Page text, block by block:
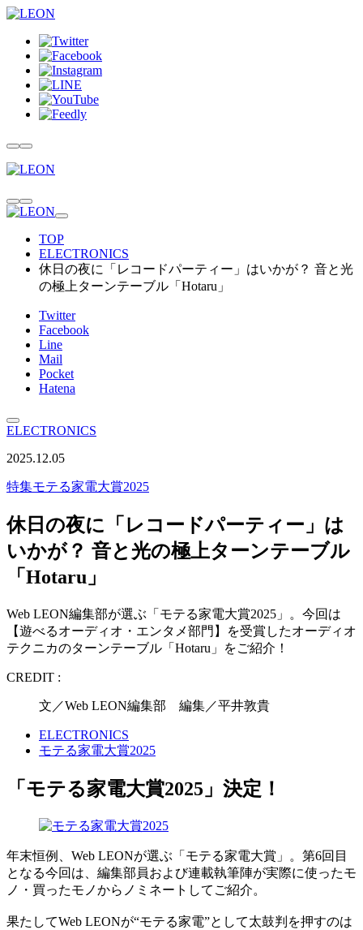
TOP
ELECTRONICS
休日の夜に「レコードパーティー」はいかが？ 音と光
の極上ターンテーブル「Hotaru」
Twitter
Facebook
Line
Mail
Pocket
Hatena
ELECTRONICS
2025.12.05
特集モテる家電大賞2025
休日の夜に「レコードパーティー」は
いかが？ 音と光の極上ターンテーブル
「Hotaru」
Web LEON編集部が選ぶ「モテる家電大賞2025」。今回は
【遊べるオーディオ・エンタメ部門】を受賞したオーディオ
テクニカのターンテーブル「Hotaru」をご紹介！
CREDIT :
文／Web LEON編集部 編集／平井敦貴
ELECTRONICS
モテる家電大賞2025
「モテる家電大賞2025」決定！
年末恒例、Web LEONが選ぶ「モテる家電大賞」。第6回目
となる今回は、編集部員および連載執筆陣が実際に使ったモ
ノ・買ったモノからノミネートしてご紹介。
果たしてWeb LEONが“モテる家電”として太鼓判を押すのは